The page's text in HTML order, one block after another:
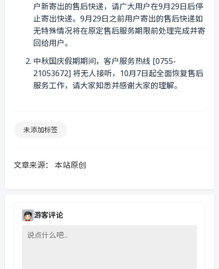
户新寄出的售后快递，请广大用户在9月29日后停
止寄出快递。9月29日之前用户寄出的售后快递如
无特殊情况将在原定售后服务期限前处理完成并寄
回给用户。
中秋国庆假期期间，客户服务热线 [0755-
21053672] 将无人接听，10月7日起全面恢复售后
服务工作，请大家知悉并感谢大家的理解。
未添加标签
文章来源： 本站原创
游客评论